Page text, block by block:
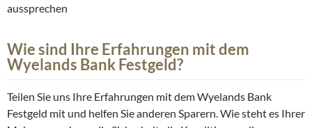
aussprechen
Wie sind Ihre Erfahrungen mit dem
Wyelands Bank Festgeld?
Teilen Sie uns Ihre Erfahrungen mit dem Wyelands Bank
Festgeld mit und helfen Sie anderen Sparern. Wie steht es Ihrer